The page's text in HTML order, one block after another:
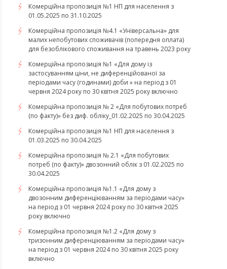
Комерційна пропозиція №1 НП для населення з
01.05.2025 по 31.10.2025
Комерційна пропозиція №4.1 «Універсальна» для
малих непобутових споживачів (попередня оплата)
для безоблікового споживання на травень 2023 року
Комерційна пропозиція №1 «Для дому із
застосуванням ціни, не диференційованої за
періодами часу (годинами) доби » на період з 01
червня 2024 року по 30 квітня 2025 року включно
Комерційна пропозиція № 2 «Для побутових потреб
(по факту)» без диф. обліку_01.02.2025 по 30.04.2025
Комерційна пропозиція №1 НП для населення з
01.03.2025 по 30.04.2025
Комерційна пропозиція № 2.1 «Для побутових
потреб (по факту)» двозонний облік з 01.02.2025 по
30.04.2025
Комерційна пропозиція №1.1 «Для дому з
двозонним диференціюванням за періодами часу»
на період з 01 червня 2024 року по 30 квітня 2025
року включно
Комерційна пропозиція №1.2 «Для дому з
тризонним диференціюванням за періодами часу»
на період з 01 червня 2024 по 30 квітня 2025 року
включно